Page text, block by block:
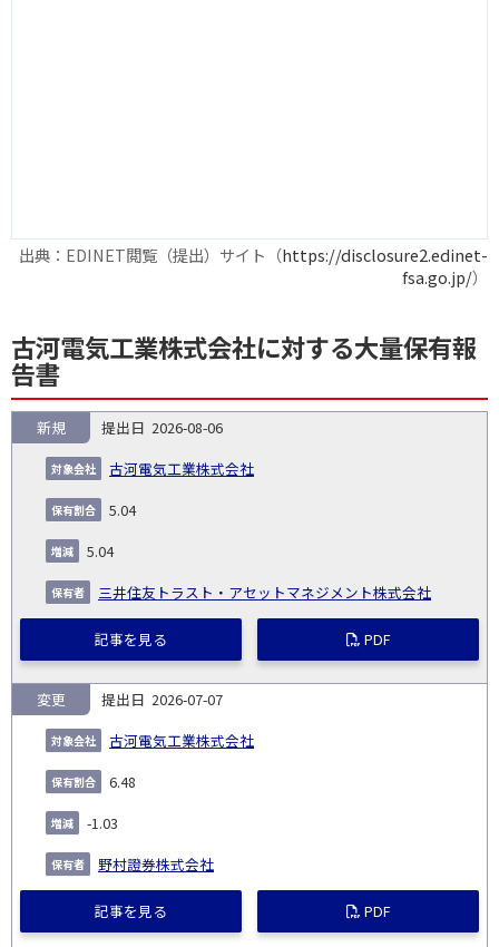
出典：EDINET閲覧（提出）サイト（https://disclosure2.edinet-
fsa.go.jp/）
古河電気工業株式会社に対する大量保有報
告書
NO.
告
義
務
発
生
日
提
日
証券
対
2026-08-06
古河電気工業株式会社
新規
5.04
5.04
三井住友トラスト・アセットマネジメント株式会社
記事を見る PDF
2026-07-07
古河電気工業株式会社
変更
6.48
-1.03
野村證券株式会社
記事を見る PDF